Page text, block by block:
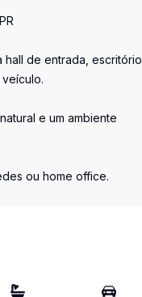
de entrada, escritório
e um ambiente
ou home office.